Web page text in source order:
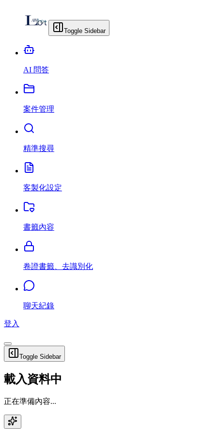
Toggle Sidebar
AI 問答
案件管理
精準搜尋
客製化設定
書籤內容
卷證書籤、去識別化
聊天紀錄
登入
Toggle Sidebar
載入資料中
正在準備內容...